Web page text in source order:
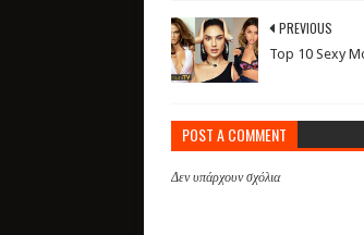
PREVIOUS
Top 10 Sexy
POST A COMMENT
Δεν υπάρχουν σχόλια